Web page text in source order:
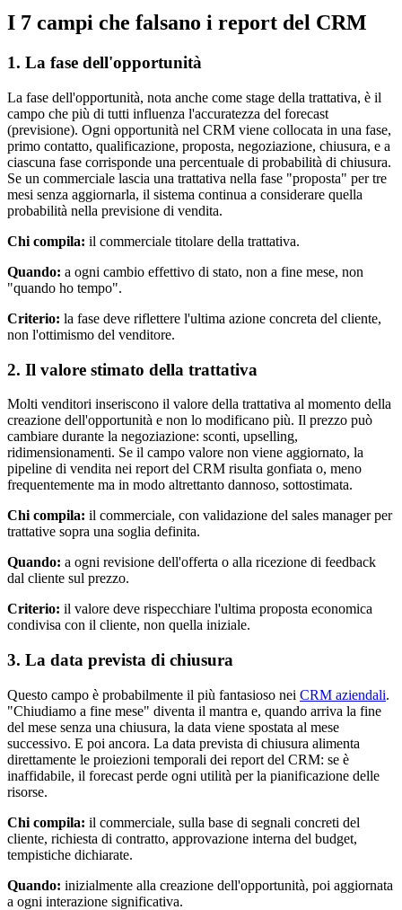
I 7 campi che falsano i report del CRM
1. La fase dell'opportunità
La fase dell'opportunità, nota anche come stage della trattativa, è il
campo che più di tutti influenza l'accuratezza del forecast
(previsione). Ogni opportunità nel CRM viene collocata in una fase,
primo contatto, qualificazione, proposta, negoziazione, chiusura, e a
ciascuna fase corrisponde una percentuale di probabilità di chiusura.
Se un commerciale lascia una trattativa nella fase "proposta" per tre
mesi senza aggiornarla, il sistema continua a considerare quella
probabilità nella previsione di vendita.
Chi compila: il commerciale titolare della trattativa.
Quando: a ogni cambio effettivo di stato, non a fine mese, non
"quando ho tempo".
Criterio: la fase deve riflettere l'ultima azione concreta del cliente,
non l'ottimismo del venditore.
2. Il valore stimato della trattativa
Molti venditori inseriscono il valore della trattativa al momento della
creazione dell'opportunità e non lo modificano più. Il prezzo può
cambiare durante la negoziazione: sconti, upselling,
ridimensionamenti. Se il campo valore non viene aggiornato, la
pipeline di vendita nei report del CRM risulta gonfiata o, meno
frequentemente ma in modo altrettanto dannoso, sottostimata.
Chi compila: il commerciale, con validazione del sales manager per
trattative sopra una soglia definita.
Quando: a ogni revisione dell'offerta o alla ricezione di feedback
dal cliente sul prezzo.
Criterio: il valore deve rispecchiare l'ultima proposta economica
condivisa con il cliente, non quella iniziale.
3. La data prevista di chiusura
Questo campo è probabilmente il più fantasioso nei CRM aziendali.
"Chiudiamo a fine mese" diventa il mantra e, quando arriva la fine
del mese senza una chiusura, la data viene spostata al mese
successivo. E poi ancora. La data prevista di chiusura alimenta
direttamente le proiezioni temporali dei report del CRM: se è
inaffidabile, il forecast perde ogni utilità per la pianificazione delle
risorse.
Chi compila: il commerciale, sulla base di segnali concreti del
cliente, richiesta di contratto, approvazione interna del budget,
tempistiche dichiarate.
Quando: inizialmente alla creazione dell'opportunità, poi aggiornata
a ogni interazione significativa.